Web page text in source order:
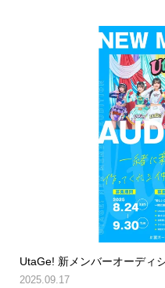
UtaGe! 新メンバーオーディ
2025.09.17